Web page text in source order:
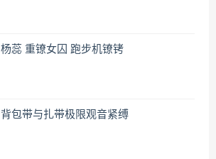
杨蕊 重镣女囚 跑步机镣铐
背包带与扎带极限观音紧缚